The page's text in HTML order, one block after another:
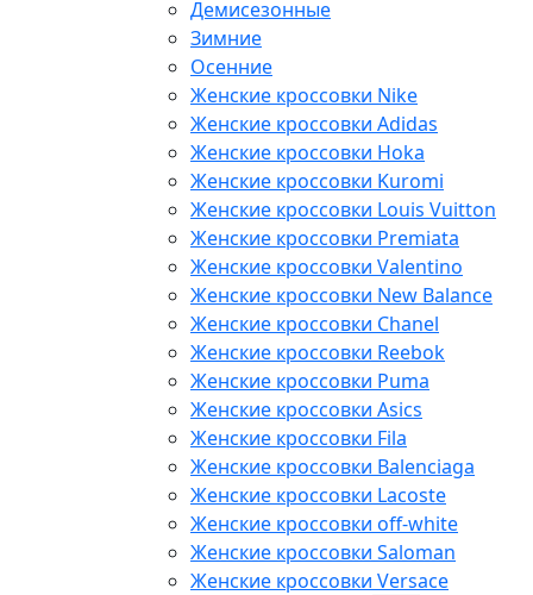
Демисезонные
Зимние
Осенние
Женские кроссовки Nike
Женские кроссовки Adidas
Женские кроссовки Hoka
Женские кроссовки Kuromi
Женские кроссовки Louis Vuitton
Женские кроссовки Premiata
Женские кроссовки Valentino
Женские кроссовки New Balance
Женские кроссовки Chanel
Женские кроссовки Reebok
Женские кроссовки Puma
Женские кроссовки Asics
Женские кроссовки Fila
Женские кроссовки Balenciaga
Женские кроссовки Lacoste
Женские кроссовки off-white
Женские кроссовки Saloman
Женские кроссовки Versace